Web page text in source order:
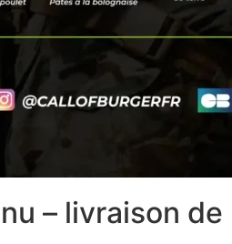
– livraison